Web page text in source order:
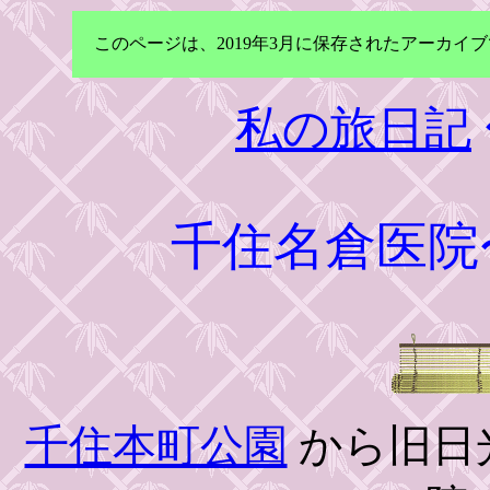
このページは、2019年3月に保存されたアーカイ
私の旅日記
千住名倉医院
千住本町公園から旧日